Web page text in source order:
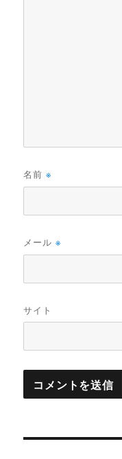
名前※
メール※
サイト